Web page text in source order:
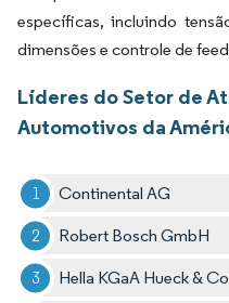
específicas, incluindo
dimensões e controle de
Líderes do Setor de
Automotivos da
Continental AG
Robert Bosch GmbH
Hella KGaA Hueck & Co